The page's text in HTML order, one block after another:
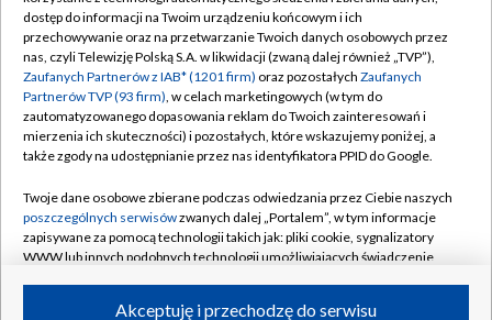
Abonament TVP
Emisja w TVP
Centrum informacji TVP
Naziemna Telewizja Cyfrowa
Rada Programowa
System NOS
Informacje o nadawcy
Regulamin TVP
Polityka prywatności
Moje zgody
Pomoc
Kontakt
Kanały
dostęp do informacji na Twoim urządzeniu końcowym i ich
przechowywanie oraz na przetwarzanie Twoich danych osobowych przez
nas, czyli Telewizję Polską S.A. w likwidacji (zwaną dalej również „TVP”),
Zaufanych Partnerów z IAB* (1201 firm) oraz pozostałych Zaufanych
Partnerów TVP (93 firm), w celach marketingowych (w tym do
zautomatyzowanego dopasowania reklam do Twoich zainteresowań i
mierzenia ich skuteczności) i pozostałych, które wskazujemy poniżej, a
także zgody na udostępnianie przez nas identyfikatora PPID do Google.
Twoje dane osobowe zbierane podczas odwiedzania przez Ciebie naszych
poszczególnych serwisówzwanych dalej „Portalem”, w tym informacje
zapisywane za pomocą technologii takich jak: pliki cookie, sygnalizatory
WWW lub innych podobnych technologii umożliwiających świadczenie
ruchu w Internecie.Akceptuję i przechodzę do serwisu